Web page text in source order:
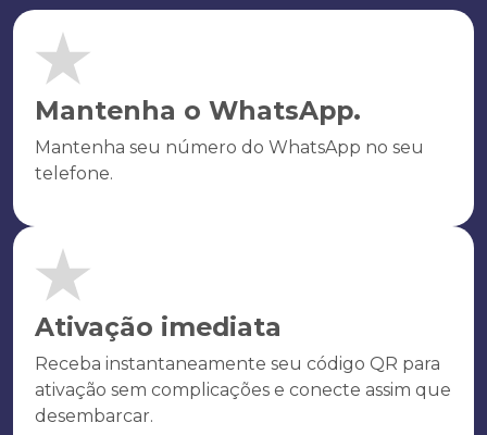
Mantenha o WhatsApp.
Mantenha seu número do WhatsApp no seu
telefone.
Ativação imediata
Receba instantaneamente seu código QR para
ativação sem complicações e conecte assim que
desembarcar.